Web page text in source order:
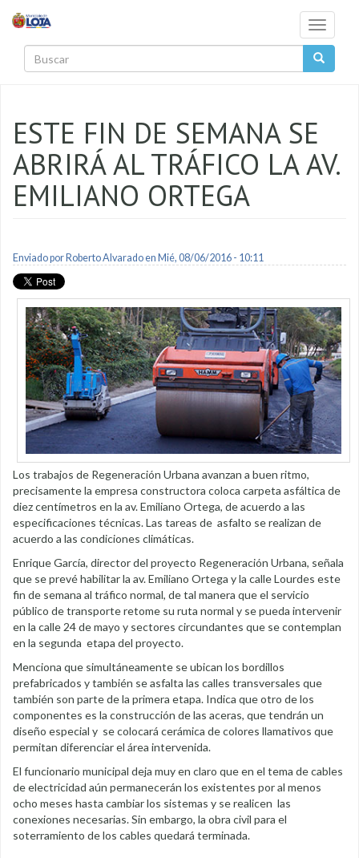
Toggle
ESTE FIN DE SEMANA SE
ABRIRÁ AL TRÁFICO LA AV.
EMILIANO ORTEGA
Enviado por Roberto Alvaradoen Mié, 08/06/2016 - 10:11
Los trabajos de Regeneración Urbana avanzan a buen ritmo,
precisamente la empresa constructora coloca carpeta asfáltica de
diez centímetros en la av. Emiliano Ortega, de acuerdo a las
especificaciones técnicas. Las tareas de asfalto se realizan de
acuerdo a las condiciones climáticas.
Enrique García, director del proyecto Regeneración Urbana, señala
que se prevé habilitar la av. Emiliano Ortega y la calle Lourdes este
fin de semana al tráfico normal, de tal manera que el servicio
público de transporte retome su ruta normal y se pueda intervenir
en la calle 24 de mayo y sectores circundantes que se contemplan
en la segunda etapa del proyecto.
Menciona que simultáneamente se ubican los bordillos
prefabricados y también se asfalta las calles transversales que
también son parte de la primera etapa. Indica que otro de los
componentes es la construcción de las aceras, que tendrán un
diseño especial y se colocará cerámica de colores llamativos que
permitan diferenciar el área intervenida.
El funcionario municipal deja muy en claro que en el tema de cables
de electricidad aún permanecerán los existentes por al menos
ocho meses hasta cambiar los sistemas y se realicen las
conexiones necesarias. Sin embargo, la obra civil para el
soterramiento de los cables quedará terminada.